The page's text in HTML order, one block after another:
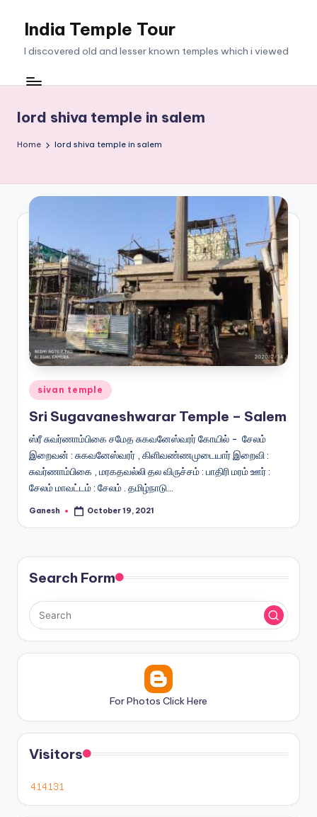
India Temple Tour
I discovered old and lesser known temples which i viewed
lord shiva temple in salem
Home lord shiva temple in salem
Posted
in
sivan temple
Sri Sugavaneshwarar Temple – Salem
ஸ்ரீ சுவர்ணாம்பிகை சமேத சுகவனேஸ்வரர் கோயில் - சேலம்
இறைவன் : சுகவனேஸ்வரர் , கிளிவண்ணமுடையார் இறைவி :
சுவர்ணாம்பிகை , மரகதவல்லி தல விருச்சம் : பாதிரி மரம் ஊர் :
சேலம் மாவட்டம் : சேலம் . தமிழ்நாடு…
Posted
Ganesh October 19, 2021
Search Form
For Photos Click Here
Visitors